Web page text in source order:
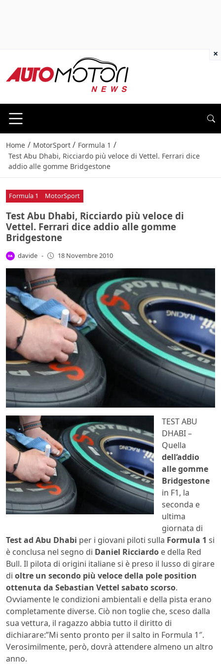
Home / MotorSport / Formula 1 /
Test Abu Dhabi, Ricciardo più veloce di Vettel. Ferrari dice
addio alle gomme Bridgestone
Formula 1 MotorSport
Test Abu Dhabi, Ricciardo più veloce di
Vettel. Ferrari dice addio alle gomme
Bridgestone
davide - 18 Novembre 2010
TEST ABU
DHABI –
Quella
dell’addio
alle gomme
Bridgestone
in F1, la
seconda e
ultima
giornata di
Test ad Abu Dhabi per i giovani piloti sulla Formula 1 si
è conclusa nel segno di Daniel Ricciardo e della Red
Bull. Il pilota di origini italiane si è preso il lusso di girare
di oltre un secondo più veloce della pole position
ottenuta da Sebastian Vettel sabato scorso.
Ovviamente le condizioni ambientali e della pista erano
completamente diverse. Ciò non toglie che, sceso dalla
sua vettura, il ragazzo abbia tutto il diritto di
dichiarare:”Mi sento pronto per il salto in Formula 1″.
Verosimilmente, però, dovrà attendere almeno un altro
anno.
×